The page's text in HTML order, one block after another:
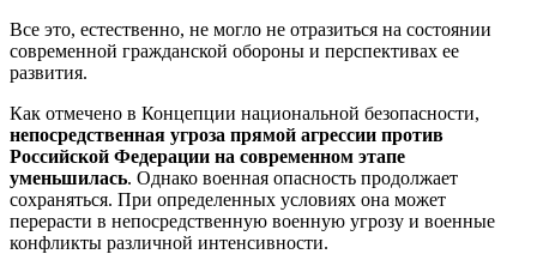
Все это, естественно, не могло не отразиться на состоянии
современной гражданской обороны и перспективах ее
развития.
Как отмечено в Концепции национальной безопасности,
непосредственная угроза прямой агрессии против
Российской Федерации на современном этапе
уменьшилась. Однако военная опасность продолжает
сохраняться. При определенных условиях она может
перерасти в непосредственную военную угрозу и военные
конфликты различной интенсивности.